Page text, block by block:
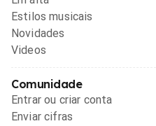
Estilos musicais
Novidades
Videos
Comunidade
Entrar ou criar conta
Enviar cifras